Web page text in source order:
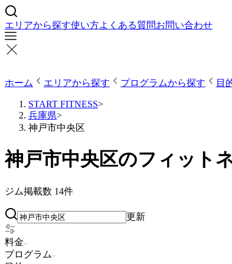
エリアから探す使い方よくある質問お問い合わせ
ホーム エリアから探す プログラムから探す 目
START FITNESS>
兵庫県>
神戸市中央区
神戸市中央区のフィット
ジム掲載数 14件
更新
料金
プログラム